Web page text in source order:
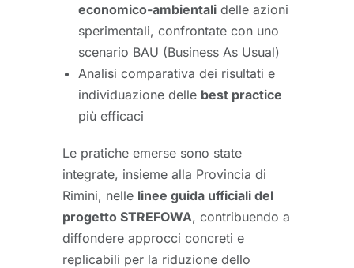
economico-ambientali delle azioni
sperimentali, confrontate con uno
scenario BAU (Business As Usual)
Analisi comparativa dei risultati e
individuazione delle best practice
più efficaci
Le pratiche emerse sono state
integrate, insieme alla Provincia di
Rimini, nelle linee guida ufficiali del
progetto STREFOWA, contribuendo a
diffondere approcci concreti e
replicabili per la riduzione dello